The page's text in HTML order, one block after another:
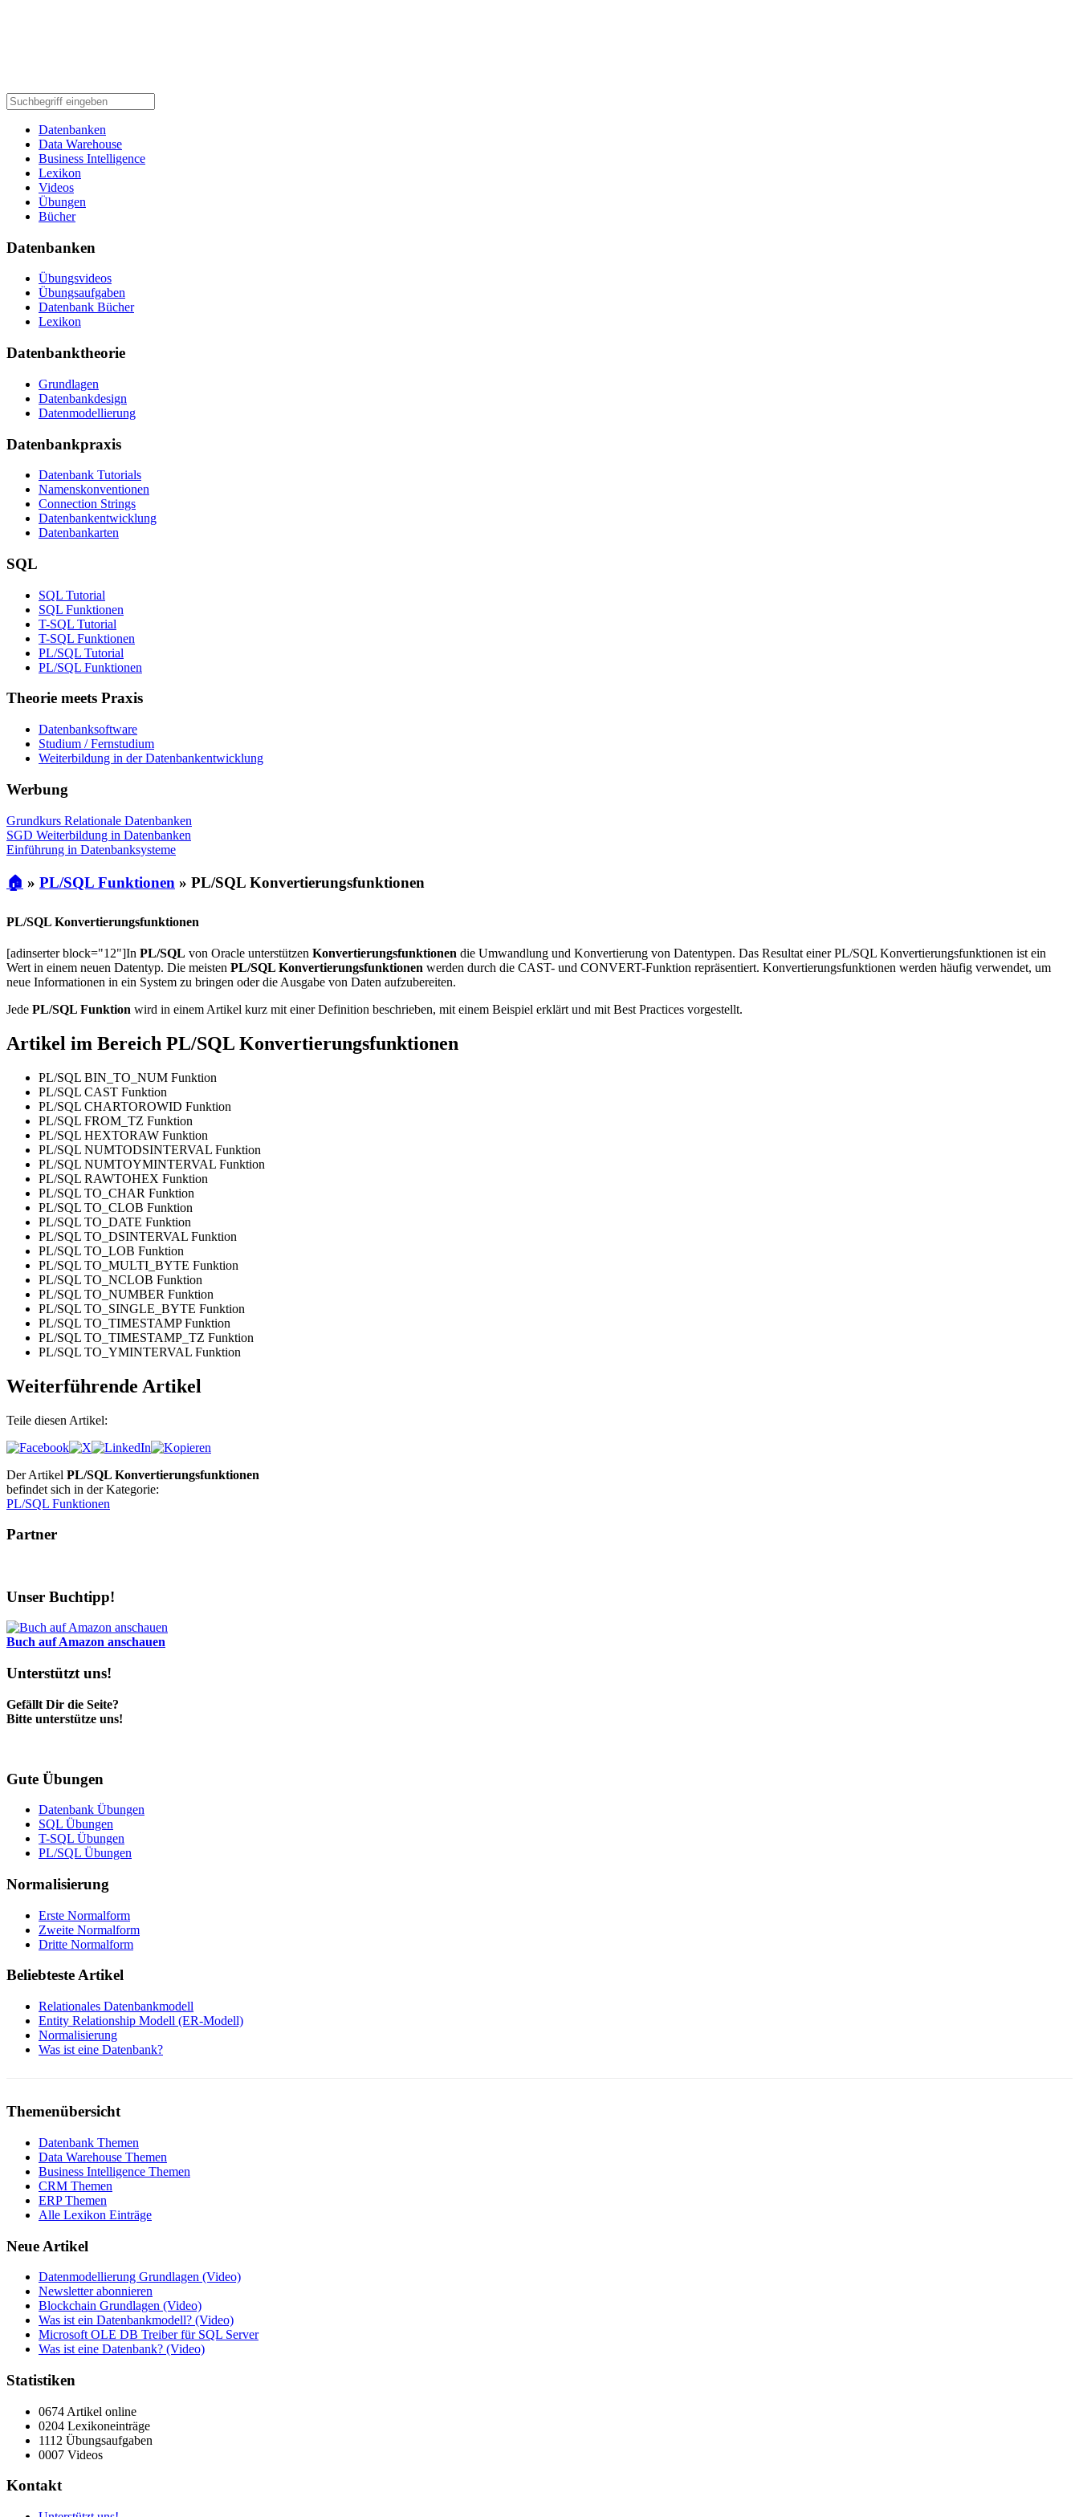
Datenbanken
Data Warehouse
Business Intelligence
Lexikon
Videos
Übungen
Bücher
Datenbanken
Übungsvideos
Übungsaufgaben
Datenbank Bücher
Lexikon
Datenbanktheorie
Grundlagen
Datenbankdesign
Datenmodellierung
Datenbankpraxis
Datenbank Tutorials
Namenskonventionen
Connection Strings
Datenbankentwicklung
Datenbankarten
SQL
SQL Tutorial
SQL Funktionen
T-SQL Tutorial
T-SQL Funktionen
PL/SQL Tutorial
PL/SQL Funktionen
Theorie meets Praxis
Datenbanksoftware
Studium / Fernstudium
Weiterbildung in der Datenbankentwicklung
Werbung
Grundkurs Relationale Datenbanken
SGD Weiterbildung in Datenbanken
Einführung in Datenbanksysteme
🏠 » PL/SQL Funktionen » PL/SQL Konvertierungsfunktionen
PL/SQL Konvertierungsfunktionen
[adinserter block="12"]In PL/SQL von Oracle unterstützen Konvertierungsfunktionen die Umwandlung und Konvertierung von Datentypen. Das Resultat einer PL/SQL Konvertierungsfunktionen ist ein
Wert in einem neuen Datentyp. Die meisten PL/SQL Konvertierungsfunktionen werden durch die CAST- und CONVERT-Funktion repräsentiert. Konvertierungsfunktionen werden häufig verwendet, um
neue Informationen in ein System zu bringen oder die Ausgabe von Daten aufzubereiten.
Jede PL/SQL Funktion wird in einem Artikel kurz mit einer Definition beschrieben, mit einem Beispiel erklärt und mit Best Practices vorgestellt.
Artikel im Bereich PL/SQL Konvertierungsfunktionen
PL/SQL BIN_TO_NUM Funktion
PL/SQL CAST Funktion
PL/SQL CHARTOROWID Funktion
PL/SQL FROM_TZ Funktion
PL/SQL HEXTORAW Funktion
PL/SQL NUMTODSINTERVAL Funktion
PL/SQL NUMTOYMINTERVAL Funktion
PL/SQL RAWTOHEX Funktion
PL/SQL TO_CHAR Funktion
PL/SQL TO_CLOB Funktion
PL/SQL TO_DATE Funktion
PL/SQL TO_DSINTERVAL Funktion
PL/SQL TO_LOB Funktion
PL/SQL TO_MULTI_BYTE Funktion
PL/SQL TO_NCLOB Funktion
PL/SQL TO_NUMBER Funktion
PL/SQL TO_SINGLE_BYTE Funktion
PL/SQL TO_TIMESTAMP Funktion
PL/SQL TO_TIMESTAMP_TZ Funktion
PL/SQL TO_YMINTERVAL Funktion
Weiterführende Artikel
Teile diesen Artikel:
Der Artikel PL/SQL Konvertierungsfunktionen
befindet sich in der Kategorie:
PL/SQL Funktionen
Partner
Unser Buchtipp!
Buch auf Amazon anschauen
Unterstützt uns!
Gefällt Dir die Seite?
Bitte unterstütze uns!
Gute Übungen
Datenbank Übungen
SQL Übungen
T-SQL Übungen
PL/SQL Übungen
Normalisierung
Erste Normalform
Zweite Normalform
Dritte Normalform
Beliebteste Artikel
Relationales Datenbankmodell
Entity Relationship Modell (ER-Modell)
Normalisierung
Was ist eine Datenbank?
Themenübersicht
Datenbank Themen
Data Warehouse Themen
Business Intelligence Themen
CRM Themen
ERP Themen
Alle Lexikon Einträge
Neue Artikel
Datenmodellierung Grundlagen (Video)
Newsletter abonnieren
Blockchain Grundlagen (Video)
Was ist ein Datenbankmodell? (Video)
Microsoft OLE DB Treiber für SQL Server
Was ist eine Datenbank? (Video)
Statistiken
0674 Artikel online
0204 Lexikoneinträge
1112 Übungsaufgaben
0007 Videos
Kontakt